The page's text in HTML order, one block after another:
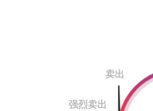
卖出
强烈卖出